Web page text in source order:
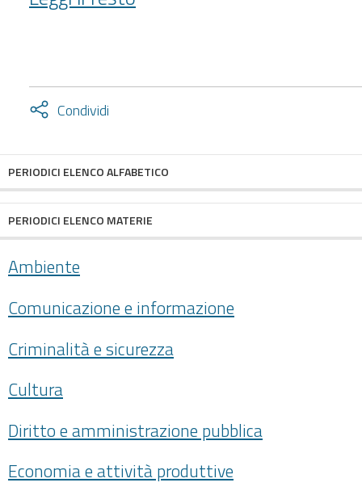
(2004-
Condividi
Attiva
PERIODICI ELENCO ALFABETICO
PERIODICI ELENCO MATERIE
Ambiente
Comunicazione e informazione
Criminalità e sicurezza
Cultura
Diritto e amministrazione pubblica
Economia e attività produttive